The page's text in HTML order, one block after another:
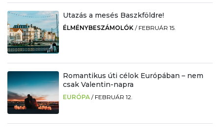
Utazás a mesés Baszkföldre!
ÉLMÉNYBESZÁMOLÓK / FEBRUÁR 15.
Romantikus úti célok Európában – nem
csak Valentin-napra
EURÓPA / FEBRUÁR 12.